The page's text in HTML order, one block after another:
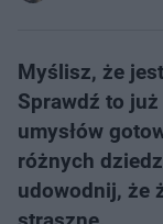
Myślisz, że
Sprawdź to
umysłów
różnych
udowodnij, że